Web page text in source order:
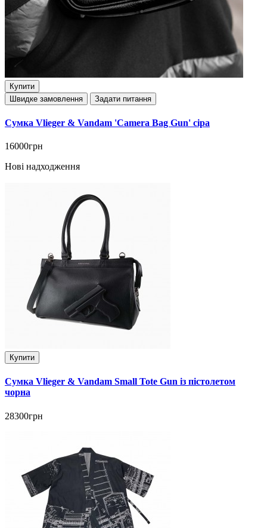
Купити
Швидке замовлення
Задати питання
Сумка Vlieger & Vandam 'Camera Bag Gun' сіра
16000грн
Нові надходження
Купити
Сумка Vlieger & Vandam Small Tote Gun із пістолетом
чорна
28300грн